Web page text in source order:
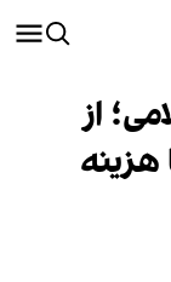
از
هزینه